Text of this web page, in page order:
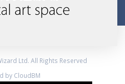
Ltd. All Rights Reserved
by CloudBM